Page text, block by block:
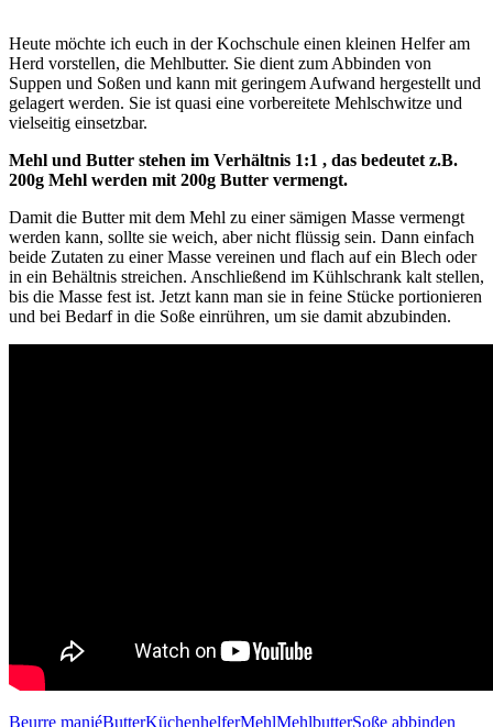
Heute möchte ich euch in der Kochschule einen kleinen Helfer am
Herd vorstellen, die Mehlbutter. Sie dient zum Abbinden von
Suppen und Soßen und kann mit geringem Aufwand hergestellt und
gelagert werden. Sie ist quasi eine vorbereitete Mehlschwitze und
vielseitig einsetzbar.
Mehl und Butter stehen im Verhältnis 1:1 , das bedeutet z.B.
200g Mehl werden mit 200g Butter vermengt.
Damit die Butter mit dem Mehl zu einer sämigen Masse vermengt
werden kann, sollte sie weich, aber nicht flüssig sein. Dann einfach
beide Zutaten zu einer Masse vereinen und flach auf ein Blech oder
in ein Behältnis streichen. Anschließend im Kühlschrank kalt stellen,
bis die Masse fest ist. Jetzt kann man sie in feine Stücke portionieren
und bei Bedarf in die Soße einrühren, um sie damit abzubinden.
Beurre maniéButterKüchenhelferMehlMehlbutterSoße abbinden